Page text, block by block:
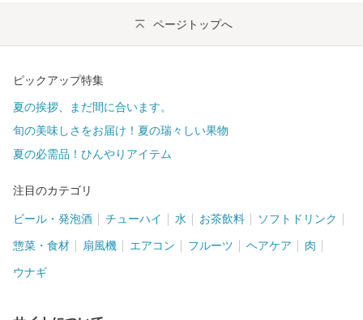
ページトップへ
ピックアップ特集
夏の挨拶、まだ間に合います。
旬の美味しさをお届け！夏の瑞々しい果物
夏の必需品！ひんやりアイテム
注目のカテゴリ
ビール・発泡酒 チューハイ 水 お茶飲料 ソフトドリンク
惣菜・食材 扇風機 エアコン フルーツ ヘアケア 肉
ウナギ